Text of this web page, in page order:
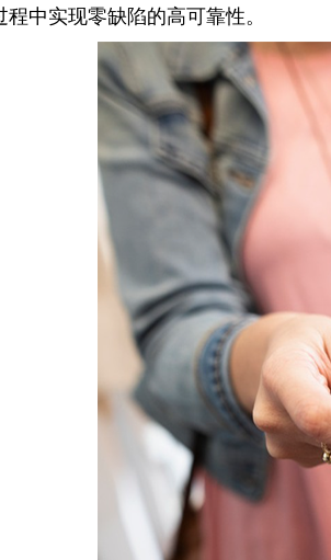
中实现零缺陷的高可靠性。